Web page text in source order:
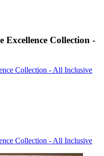
Excellence Collection -
Collection - All Inclusive
Collection - All Inclusive